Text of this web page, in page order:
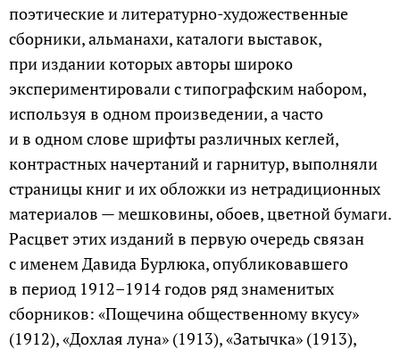
поэтические и литературно-художественные
сборники, альманахи, каталоги выставок,
при издании которых авторы широко
экспериментировали с типографским набором,
используя в одном произведении, а часто
и в одном слове шрифты различных кеглей,
контрастных начертаний и гарнитур, выполняли
страницы книг и их обложки из нетрадиционных
материалов — мешковины, обоев, цветной бумаги.
Расцвет этих изданий в первую очередь связан
с именем Давида Бурлюка, опубликовавшего
в период 1912–1914 годов ряд знаменитых
сборников: «Пощечина общественному вкусу»
(1912), «Дохлая луна» (1913), «Затычка» (1913),